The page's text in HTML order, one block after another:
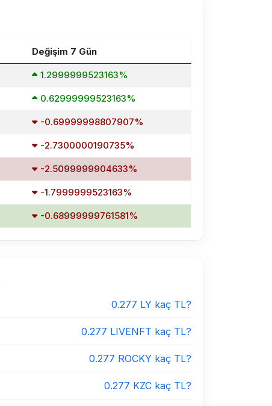
Değişim 7 Gün
1.2999999523163%
0.62999999523163%
-0.69999998807907%
-2.7300000190735%
-2.5099999904633%
-1.7999999523163%
-0.68999999761581%
0.277 LY kaç TL?
0.277 LIVENFT kaç TL?
0.277 ROCKY kaç TL?
0.277 KZC kaç TL?